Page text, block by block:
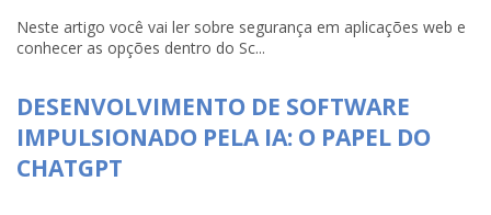
Neste artigo você vai ler sobre segurança em aplicações web e
conhecer as opções dentro do Sc...
DESENVOLVIMENTO DE SOFTWARE
IMPULSIONADO PELA IA: O PAPEL DO
CHATGPT